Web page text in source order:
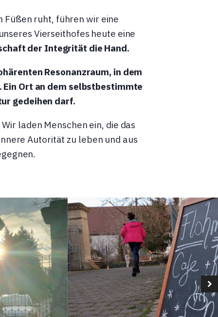
ruht, führen wir eine
Vierseithofes heute eine
der Integrität die Hand.
Resonanzraum, in dem
Ein Ort an dem selbstbestimmte
gedeihen darf.
laden Menschen ein, die das
Autorität zu leben und aus